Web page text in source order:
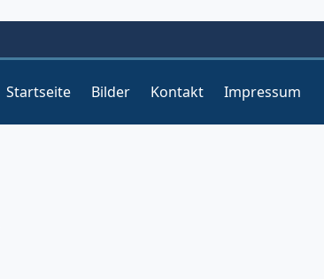
Startseite Bilder Kontakt Impressum